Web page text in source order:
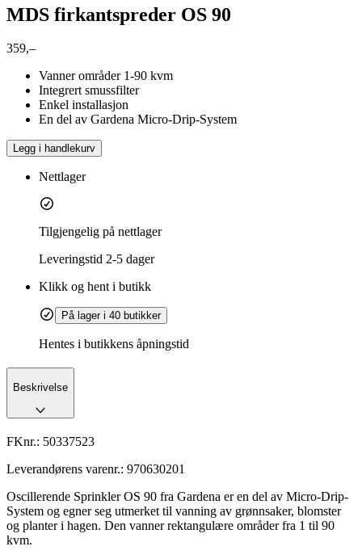
MDS firkantspreder OS 90
359,–
Vanner områder 1-90 kvm
Integrert smussfilter
Enkel installasjon
En del av Gardena Micro-Drip-System
Legg i handlekurv
Nettlager
Tilgjengelig på nettlager
Leveringstid 2-5 dager
Klikk og hent i butikk
På lager i 40 butikker
Hentes i butikkens åpningstid
Beskrivelse
FKnr.: 50337523
Leverandørens varenr.: 970630201
Oscillerende Sprinkler OS 90 fra Gardena er en del av Micro-Drip-
System og egner seg utmerket til vanning av grønnsaker, blomster
og planter i hagen. Den vanner rektangulære områder fra 1 til 90
kvm.